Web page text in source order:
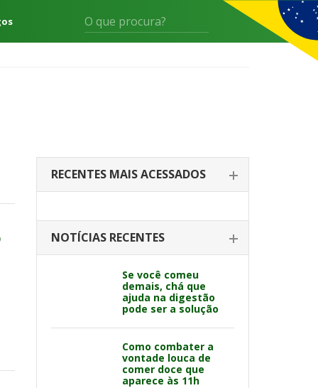
RECENTES MAIS ACESSADOS
NOTÍCIAS RECENTES
Se você comeu
demais, chá que
ajuda na digestão
pode ser a solução
Como combater a
vontade louca de
comer doce que
aparece às 11h